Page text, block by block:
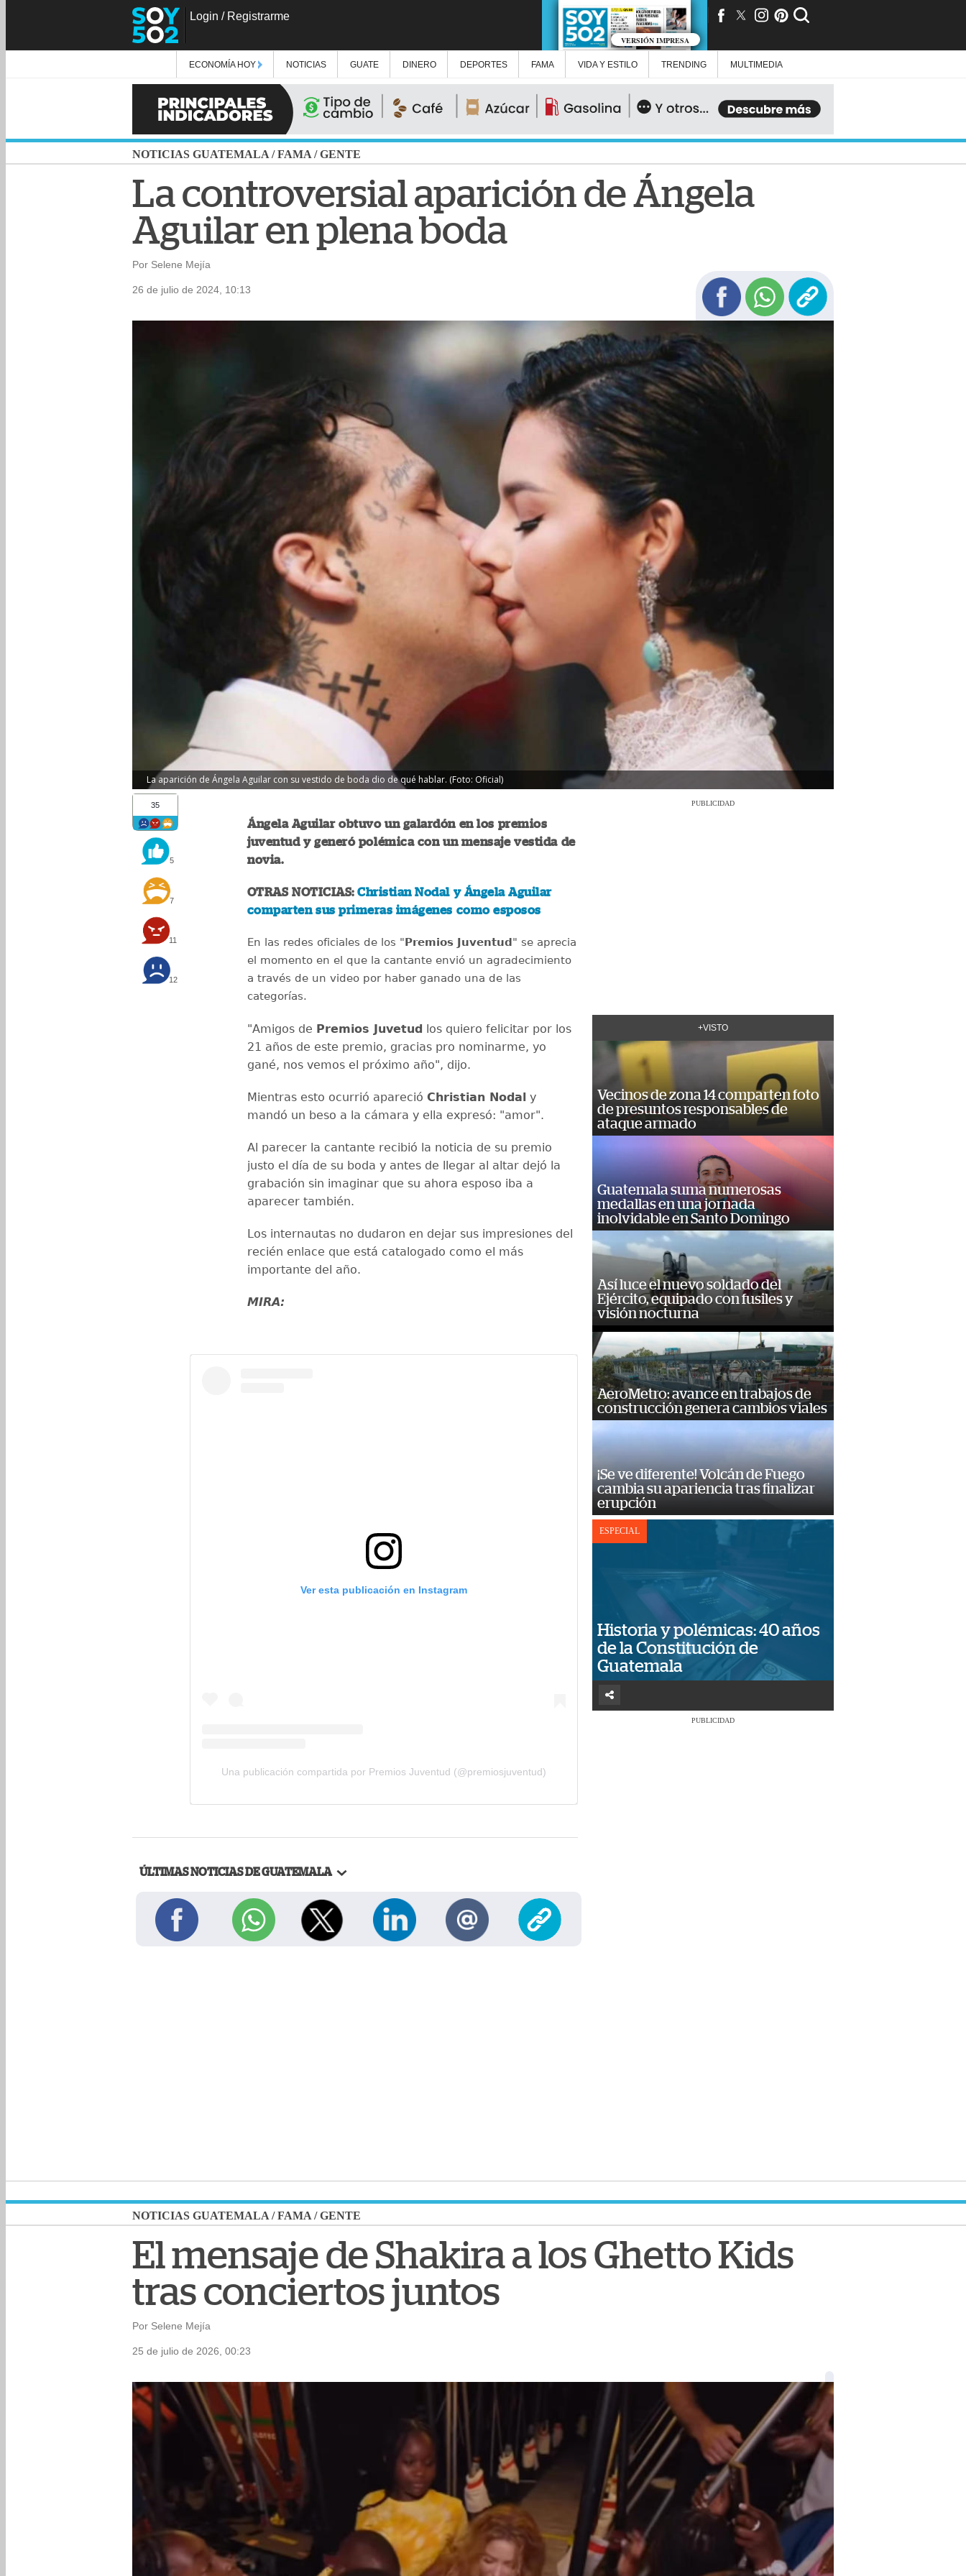
Login / Registrarme
VERSIÓN IMPRESA
ECONOMÍA HOY NOTICIAS GUATE DINERO DEPORTES FAMA VIDA Y ESTILO TRENDING MULTIMEDIA
NOTICIAS GUATEMALA /FAMA /GENTE
La controversial aparición de Ángela
Aguilar en plena boda
Por Selene Mejía
26 de julio de 2024, 10:13
La aparición de Ángela Aguilar con su vestido de boda dio de qué hablar. (Foto: Oficial)
35
5
7
11
12
Ángela Aguilar obtuvo un galardón en los premios
juventud y generó polémica con un mensaje vestida de
novia.
OTRAS NOTICIAS:Christian Nodal y Ángela Aguilar
comparten sus primeras imágenes como esposos
En las redes oficiales de los "Premios Juventud" se aprecia
el momento en el que la cantante envió un agradecimiento
a través de un video por haber ganado una de las
categorías.
"Amigos de Premios Juvetud los quiero felicitar por los
21 años de este premio, gracias pro nominarme, yo
gané, nos vemos el próximo año", dijo.
Mientras esto ocurrió apareció Christian Nodal y
mandó un beso a la cámara y ella expresó: "amor".
Al parecer la cantante recibió la noticia de su premio
justo el día de su boda y antes de llegar al altar dejó la
grabación sin imaginar que su ahora esposo iba a
aparecer también.
Los internautas no dudaron en dejar sus impresiones del
recién enlace que está catalogado como el más
importante del año.
MIRA:
Ver esta publicación en Instagram
Una publicación compartida por Premios Juventud (@premiosjuventud)
ÚLTIMAS NOTICIAS DE GUATEMALA
PUBLICIDAD
+VISTO
Vecinos de zona 14 comparten foto
de presuntos responsables de
ataque armado
Guatemala suma numerosas
medallas en una jornada
inolvidable en Santo Domingo
Así luce el nuevo soldado del
Ejército, equipado con fusiles y
visión nocturna
AeroMetro: avance en trabajos de
construcción genera cambios viales
¡Se ve diferente! Volcán de Fuego
cambia su apariencia tras finalizar
erupción
ESPECIAL
Historia y polémicas: 40 años
de la Constitución de
Guatemala
PUBLICIDAD
NOTICIAS GUATEMALA /FAMA /GENTE
El mensaje de Shakira a los Ghetto Kids
tras conciertos juntos
Por Selene Mejía
25 de julio de 2026, 00:23